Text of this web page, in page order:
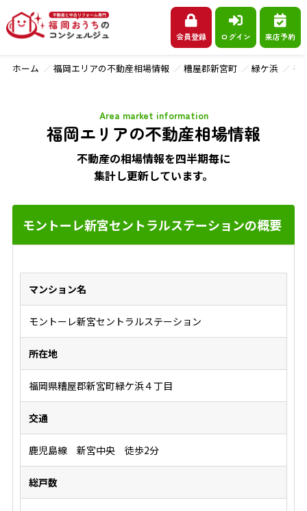
会員登録 ログイン 来店予約
ホーム 福岡エリアの不動産相場情報 糟屋郡新宮町 緑ケ浜 モ
福岡エリアの不動産相場情報
Area market information
不動産の相場情報を四半期毎に
集計し更新しています。
モントーレ新宮セントラルステーションの概要
マンション名
モントーレ新宮セントラルステーション
所在地
福岡県糟屋郡新宮町緑ケ浜４丁目
交通
鹿児島線 新宮中央 徒歩2分
総戸数